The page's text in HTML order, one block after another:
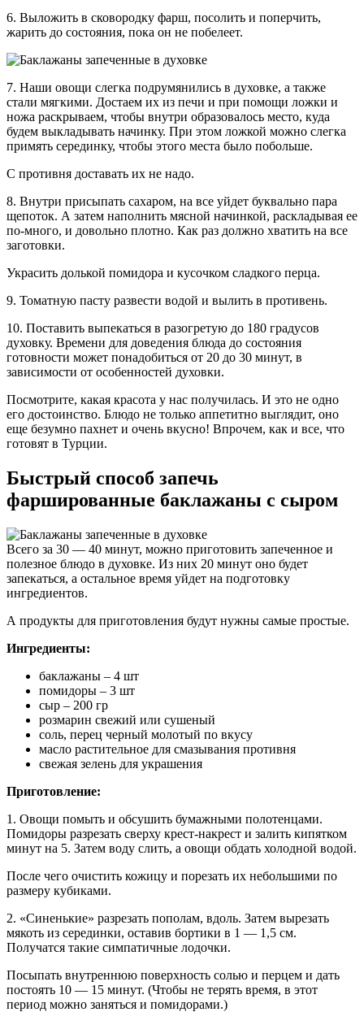
6. Выложить в сковородку фарш, посолить и поперчить,
жарить до состояния, пока он не побелеет.
7. Наши овощи слегка подрумянились в духовке, а также
стали мягкими. Достаем их из печи и при помощи ложки и
ножа раскрываем, чтобы внутри образовалось место, куда
будем выкладывать начинку. При этом ложкой можно слегка
примять серединку, чтобы этого места было побольше.
С противня доставать их не надо.
8. Внутри присыпать сахаром, на все уйдет буквально пара
щепоток. А затем наполнить мясной начинкой, раскладывая ее
по-много, и довольно плотно. Как раз должно хватить на все
заготовки.
Украсить долькой помидора и кусочком сладкого перца.
9. Томатную пасту развести водой и вылить в противень.
10. Поставить выпекаться в разогретую до 180 градусов
духовку. Времени для доведения блюда до состояния
готовности может понадобиться от 20 до 30 минут, в
зависимости от особенностей духовки.
Посмотрите, какая красота у нас получилась. И это не одно
его достоинство. Блюдо не только аппетитно выглядит, оно
еще безумно пахнет и очень вкусно! Впрочем, как и все, что
готовят в Турции.
Быстрый способ запечь
фаршированные баклажаны с сыром
Всего за 30 — 40 минут, можно приготовить запеченное и
полезное блюдо в духовке. Из них 20 минут оно будет
запекаться, а остальное время уйдет на подготовку
ингредиентов.
А продукты для приготовления будут нужны самые простые.
Ингредиенты:
баклажаны – 4 шт
помидоры – 3 шт
сыр – 200 гр
розмарин свежий или сушеный
соль, перец черный молотый по вкусу
масло растительное для смазывания противня
свежая зелень для украшения
Приготовление:
1. Овощи помыть и обсушить бумажными полотенцами.
Помидоры разрезать сверху крест-накрест и залить кипятком
минут на 5. Затем воду слить, а овощи обдать холодной водой.
После чего очистить кожицу и порезать их небольшими по
размеру кубиками.
2. «Синенькие» разрезать пополам, вдоль. Затем вырезать
мякоть из серединки, оставив бортики в 1 — 1,5 см.
Получатся такие симпатичные лодочки.
Посыпать внутреннюю поверхность солью и перцем и дать
постоять 10 — 15 минут. (Чтобы не терять время, в этот
период можно заняться и помидорами.)